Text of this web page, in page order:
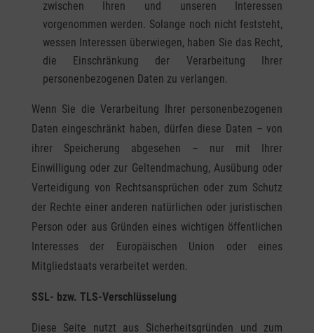
zwischen Ihren und unseren Interessen
vorgenommen werden. Solange noch nicht feststeht,
wessen Interessen überwiegen, haben Sie das Recht,
die Einschränkung der Verarbeitung Ihrer
personenbezogenen Daten zu verlangen.
Wenn Sie die Verarbeitung Ihrer personenbezogenen
Daten eingeschränkt haben, dürfen diese Daten – von
ihrer Speicherung abgesehen – nur mit Ihrer
Einwilligung oder zur Geltendmachung, Ausübung oder
Verteidigung von Rechtsansprüchen oder zum Schutz
der Rechte einer anderen natürlichen oder juristischen
Person oder aus Gründen eines wichtigen öffentlichen
Interesses der Europäischen Union oder eines
Mitgliedstaats verarbeitet werden.
SSL- bzw. TLS-Verschlüsselung
Diese Seite nutzt aus Sicherheitsgründen und zum
Messung der Performance von Inhalten
Analyse von Zielgruppen durch Statistiken oder Kombinationen von Daten aus
verschiedenen Quellen
Entwicklung und Verbesserung der Angebote
Besondere Features:
Verwendung genauer Standortdaten
Endgeräteeigenschaften zur Identifikation aktiv abfragen